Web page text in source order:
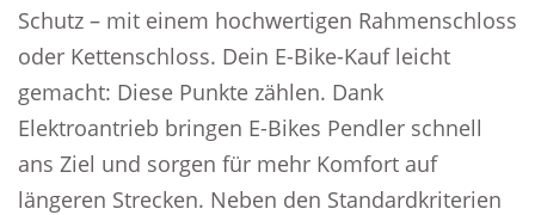
Schutz – mit einem hochwertigen Rahmenschloss
oder Kettenschloss. Dein E-Bike-Kauf leicht
gemacht: Diese Punkte zählen. Dank
Elektroantrieb bringen E-Bikes Pendler schnell
ans Ziel und sorgen für mehr Komfort auf
längeren Strecken. Neben den Standardkriterien